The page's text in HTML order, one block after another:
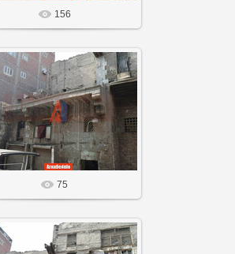
156
20 Сен 25
Агнабеяinfo
75